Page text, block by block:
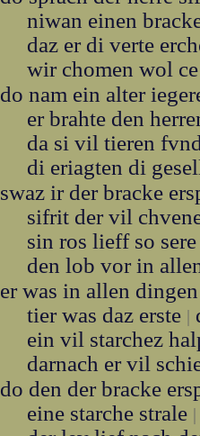
niwan einen
daz er di verte
wir chomen wol
do nam ein alter
er brahte den
da si vil tieren
di eriagten di
swaz ir der bracke
sifrit der vil
sin ros lieff so
den lob vor in
er was in allen
tier was daz erste |
ein vil starchez
darnach er vil
do den der bracke
eine starche strale |